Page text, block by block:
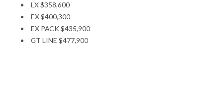
LX $358,600
EX $400,300
EX PACK $435,900
GT LINE $477,900